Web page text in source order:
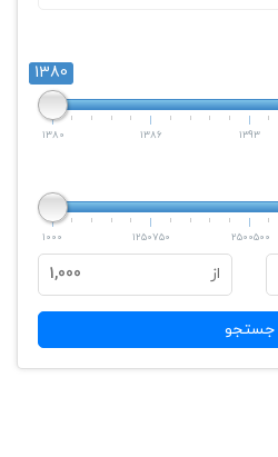
1380
1380 1386 1393
1000 1250750 2500500
از 1,000
جستجو